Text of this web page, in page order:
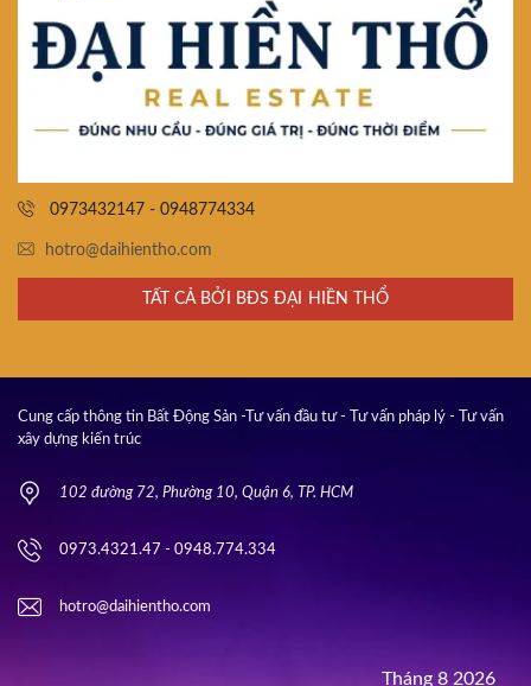
0973432147 - 0948774334
hotro@daihientho.com
TẤT CẢ BỞI BĐS ĐẠI HIỀN THỔ
Cung cấp thông tin Bất Động Sản -Tư vấn đầu tư - Tư vấn pháp lý - Tư vấn
xây dựng kiến trúc
102 đường 72, Phường 10, Quận 6, TP. HCM
0973.4321.47 - 0948.774.334
hotro@daihientho.com
Tháng 8 2026